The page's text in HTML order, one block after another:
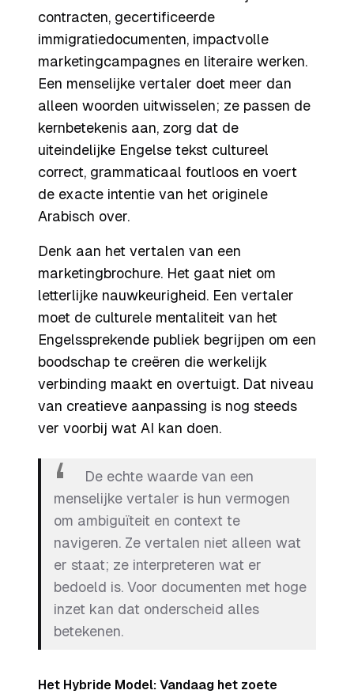
contracten, gecertificeerde
immigratiedocumenten, impactvolle
marketingcampagnes en literaire werken.
Een menselijke vertaler doet meer dan
alleen woorden uitwisselen; ze passen de
kernbetekenis aan, zorg dat de
uiteindelijke Engelse tekst cultureel
correct, grammaticaal foutloos en voert
de exacte intentie van het originele
Arabisch over.
Denk aan het vertalen van een
marketingbrochure. Het gaat niet om
letterlijke nauwkeurigheid. Een vertaler
moet de culturele mentaliteit van het
Engelssprekende publiek begrijpen om een
boodschap te creëren die werkelijk
verbinding maakt en overtuigt. Dat niveau
van creatieve aanpassing is nog steeds
ver voorbij wat AI kan doen.
De echte waarde van een
menselijke vertaler is hun vermogen
om ambiguïteit en context te
navigeren. Ze vertalen niet alleen wat
er staat; ze interpreteren wat er
bedoeld is. Voor documenten met hoge
inzet kan dat onderscheid alles
betekenen.
Het Hybride Model: Vandaag het zoete